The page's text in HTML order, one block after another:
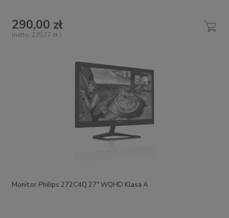
290,00 zł
(netto: 235,77 zł )
Monitor Philips 272C4Q 27" WQHD Klasa A